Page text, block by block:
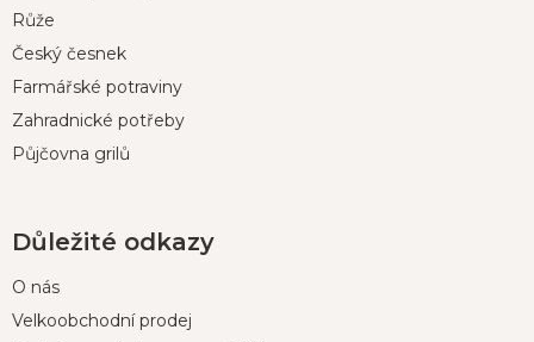
Růže
Český česnek
Farmářské potraviny
Zahradnické potřeby
Půjčovna grilů
Důležité odkazy
O nás
Velkoobchodní prodej